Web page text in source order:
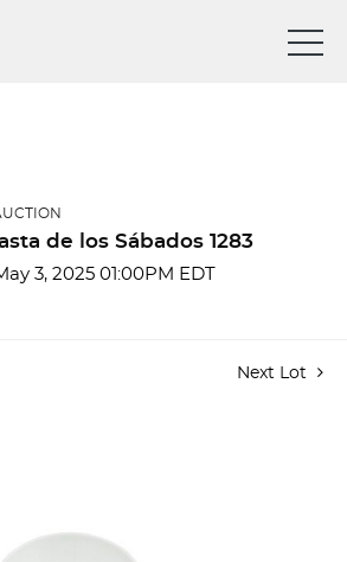
de los Sábados 1283
3, 2025 01:00PM EDT
Next Lot